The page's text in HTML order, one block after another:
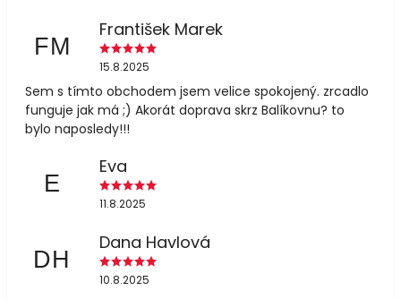
FM
František Marek
15.8.2025
Sem s tímto obchodem jsem velice spokojený. zrcadlo
funguje jak má ;) Akorát doprava skrz Balíkovnu? to
bylo naposledy!!!
E
Eva
11.8.2025
DH
Dana Havlová
10.8.2025